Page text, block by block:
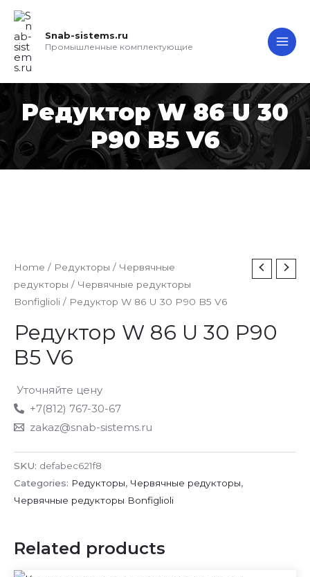
Перейти
содержимому
Snab-sistems.ru
Промышленные комплектующие
Редуктор W 86 U 30
P90 B5 V6
Home / Редукторы / Червячные
редукторы / Червячные редукторы
Bonfiglioli / Редуктор W 86 U 30 P90 B5 V6
Редуктор W 86 U 30 P90
B5 V6
Уточняйте цену
+7(812) 767-30-67
zakaz@snab-sistems.ru
SKU: defabec621f8
Categories: Редукторы, Червячные редукторы,
Червячные редукторы Bonfiglioli
Related products